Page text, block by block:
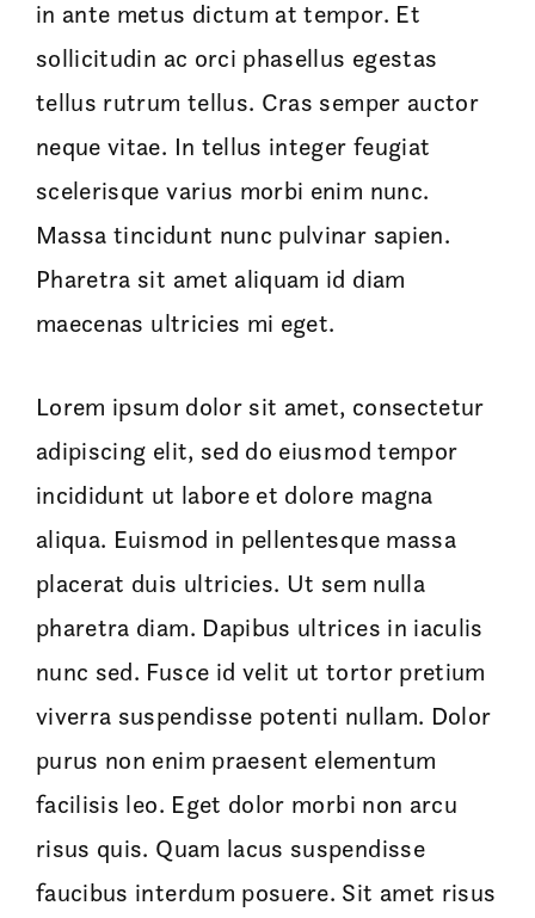
in ante metus dictum at tempor. Et
sollicitudin ac orci phasellus egestas
tellus rutrum tellus. Cras semper auctor
neque vitae. In tellus integer feugiat
scelerisque varius morbi enim nunc.
Massa tincidunt nunc pulvinar sapien.
Pharetra sit amet aliquam id diam
maecenas ultricies mi eget.
Lorem ipsum dolor sit amet, consectetur
adipiscing elit, sed do eiusmod tempor
incididunt ut labore et dolore magna
aliqua. Euismod in pellentesque massa
placerat duis ultricies. Ut sem nulla
pharetra diam. Dapibus ultrices in iaculis
nunc sed. Fusce id velit ut tortor pretium
viverra suspendisse potenti nullam. Dolor
purus non enim praesent elementum
facilisis leo. Eget dolor morbi non arcu
risus quis. Quam lacus suspendisse
faucibus interdum posuere. Sit amet risus